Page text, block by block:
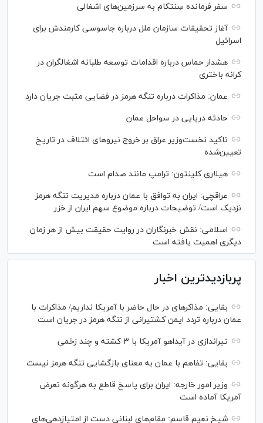
سفر فرمانده سِنتکام به سرزمین‌های اشغالی
آغاز تحقیقات سازمان ملل درباره جاسوسی کارمندش برای
اسرائیل
هشدار حماس درباره اقدامات توسعه طلبانه اشغالگران در
کرانه باختری
عمان: مذاکرات درباره تنگه هرمز در فضایی مثبت جریان دارد
حادثه دریایی در سواحل عمان
تاکید نخست‌وزیر عراق بر خروج نیروهای ائتلاف در تاریخ
تعیین‌شده
هیلاری کلینتون: ترامپ مانند صدام است
عراقچی: ایران به توافق با عمان درباره مدیریت تنگه هرمز
نزدیک است/ توضیحات درباره موضوع سهم ایران از خزر
اسلامی: نقش خبرنگاران در روایت حقیقت بیش از هر زمان
دیگری اهمیت یافته است
پربازدیدترین اخبار
بقایی: مذاکره‎ای در حال حاضر با آمریکا نداریم/ مذاکرات با
عمان درباره تردد ایمن کشتیرانی از تنگه هرمز در جریان است
تیراندازی در آیداهو آمریکا با ۳ کشته و چند زخمی
بقایی: تفاهم با عمان به معنای بازگشایی تنگه هرمز نیست
وزیر امور خارجه: ایران برای پاسخ قاطع به هرگونه تعرض
آمریکا آماده است
شیخ نعیم قاسم: مقام‌های لبنانی دست از امتیازدهی‌های